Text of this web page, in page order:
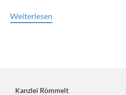
Weiterlesen
Kanzlei Römmelt